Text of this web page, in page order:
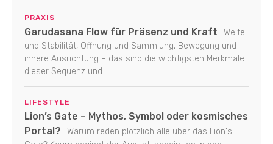
PRAXIS
Garudasana Flow für Präsenz und Kraft
Weite
und Stabilität, Öffnung und Sammlung, Bewegung und
innere Ausrichtung – das sind die wichtigsten Merkmale
dieser Sequenz und...
LIFESTYLE
Lion’s Gate – Mythos, Symbol oder kosmisches
Portal?
Warum reden plötzlich alle über das Lion's